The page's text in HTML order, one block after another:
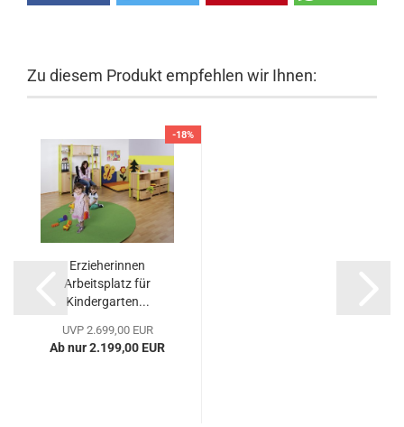
Zu diesem Produkt empfehlen wir Ihnen:
-18%
Erzieherinnen
Arbeitsplatz für
Kindergarten...
UVP 2.699,00 EUR
Ab nur 2.199,00 EUR